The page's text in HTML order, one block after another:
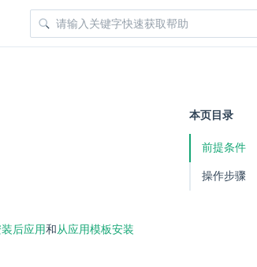
后应用和 从应用模板安装
本页目录
前提条件
操作步骤